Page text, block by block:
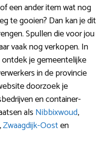
een ander item wat nog
te gooien? Dan kan je dit
Spullen die voor jou
vaak nog verkopen. In
je gemeentelijke
in de provincie
doorzoek je
en container-
als Nibbixwoud,
,Zwaagdijk-Oosten